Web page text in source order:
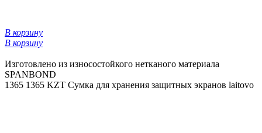
В корзину
В корзину
Изготовлено из износостойкого нетканого материала
SPANBOND
1365 1365 KZT Сумка для хранения защитных экранов laitovo